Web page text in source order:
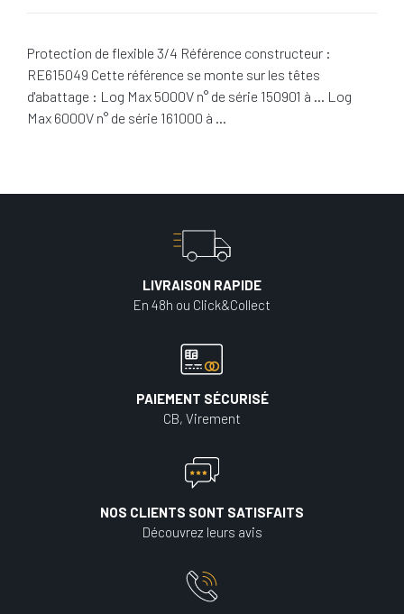
Protection de flexible 3/4 Référence constructeur :
RE615049 Cette référence se monte sur les têtes
d'abattage : Log Max 5000V n° de série 150901 à … Log
Max 6000V n° de série 161000 à …
LIVRAISON RAPIDE
En 48h ou Click&Collect
PAIEMENT SÉCURISÉ
CB, Virement
NOS CLIENTS SONT SATISFAITS
Découvrez leurs avis